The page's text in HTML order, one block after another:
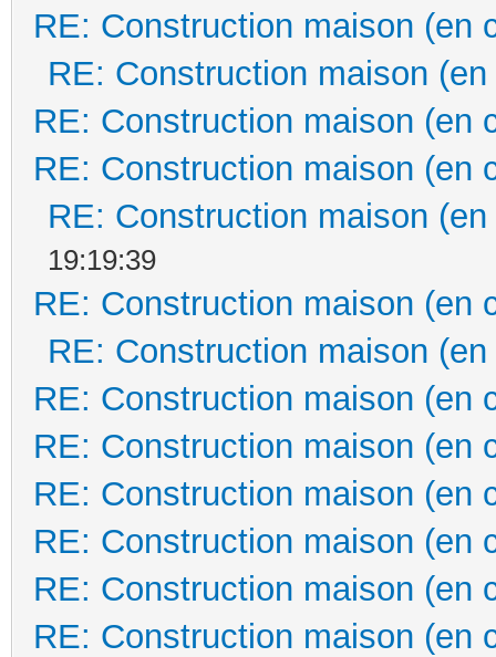
RE: Construction maison (en
RE: Construction maison
RE: Construction maison (en
RE: Construction maison (en
RE: Construction maison
19:19:39
RE: Construction maison (en
RE: Construction maison
RE: Construction maison (en
RE: Construction maison (en
RE: Construction maison (en
RE: Construction maison (en
RE: Construction maison (en
RE: Construction maison (en